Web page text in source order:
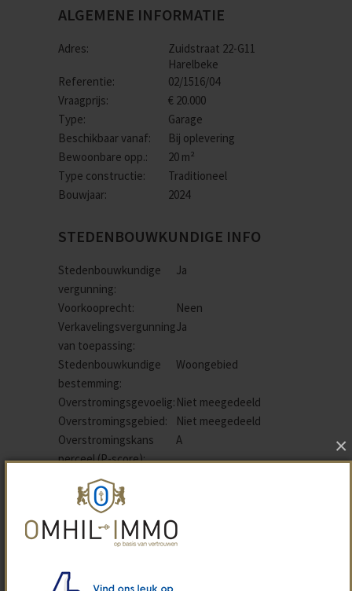
×
ALGEMENE INFORMATIE
Adres:
Zuidstraat 22-G11
Harelbeke
Referentie:
02/1516/04
Vraagprijs:
€ 20.000
Type:
Garage
Beschikbaar vanaf:
Bij oplevering
Bewoonbare opp.:
20 m²
Type constructie:
Traditioneel
Bouwjaar:
2024
STEDENBOUWKUNDIGE INFO
Stedenbouwkundige
vergunning:
Ja
Voorkooprecht:
Neen
Verkavelingsvergunning
van toepassing:
Ja
Stedenbouwkundige
bestemming:
Woongebied
Overstromingsgevoelig: Niet meegedeeld
Overstromingsgebied:
Niet meegedeeld
Overstromingskans
perceel (P-score):
A
Erfgoed: